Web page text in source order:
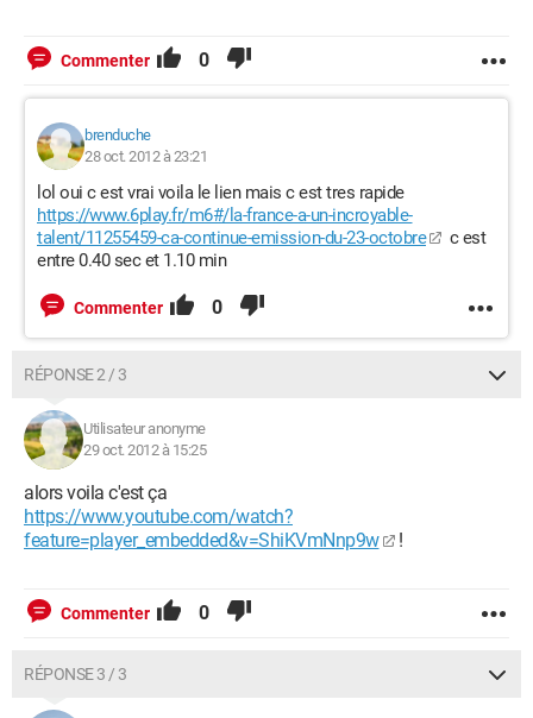
Commenter 0
brenduche
28 oct. 2012 à 23:21
lol oui c est vrai voila le lien mais c est tres rapide
https://www.6play.fr/m6#/la-france-a-un-incroyable-
talent/11255459-ca-continue-emission-du-23-octobre
c est
entre 0.40 sec et 1.10 min
Commenter 0
RÉPONSE 2 / 3
Utilisateur anonyme
29 oct. 2012 à 15:25
alors voila c'est ça
https://www.youtube.com/watch?
feature=player_embedded&v=ShiKVmNnp9w
!
Commenter 0
RÉPONSE 3 / 3